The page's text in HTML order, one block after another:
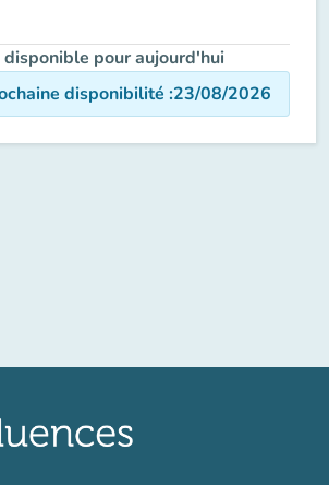
disponible pour aujourd'hui
disponibilité :23/08/2026